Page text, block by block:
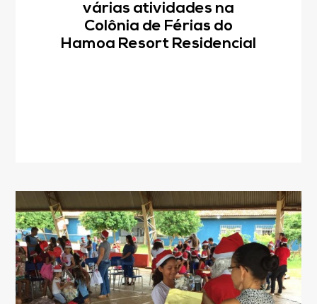
várias atividades na
Colônia de Férias do
Hamoa Resort Residencial